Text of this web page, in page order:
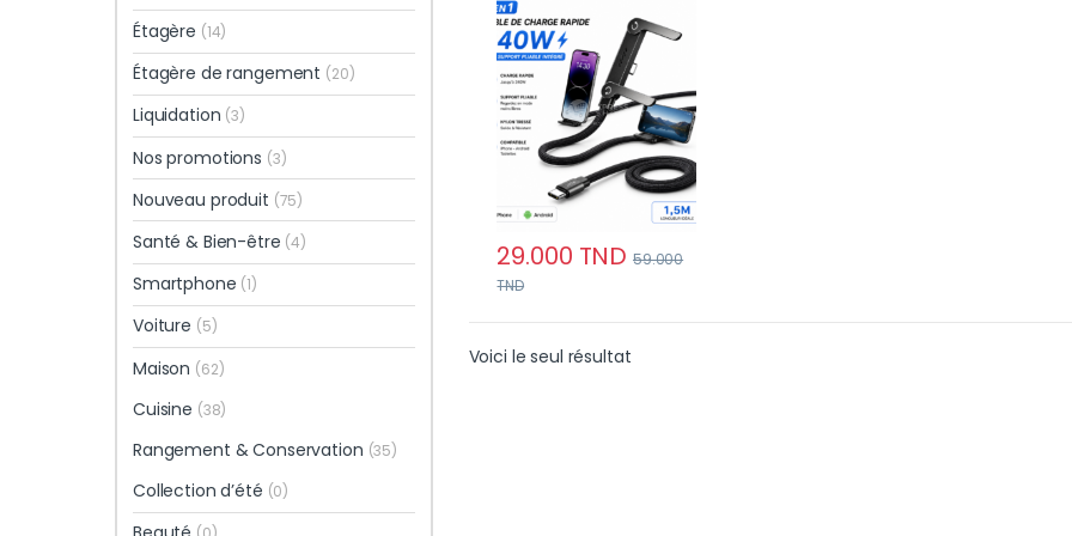
Intégré – Cordon
Robuste pour
Smartphones et
Tablettes
29.000 TND 59.000
TND
Voici le seul résultat
Étagère (14)
Étagère de rangement (20)
Liquidation (3)
Nos promotions (3)
Nouveau produit (75)
Santé & Bien-être (4)
Smartphone (1)
Voiture (5)
Maison (62)
Cuisine (38)
Rangement & Conservation (35)
Collection d’été (0)